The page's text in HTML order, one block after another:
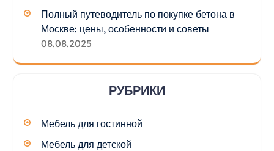
Полный путеводитель по покупке бетона в
Москве: цены, особенности и советы
08.08.2025
РУБРИКИ
Мебель для гостинной
Мебель для детской